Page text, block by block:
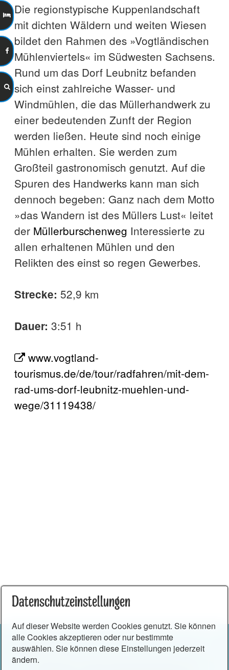
Die regionstypische Kuppenlandschaft
mit dichten Wäldern und weiten Wiesen
bildet den Rahmen des »Vogtländischen
Mühlenviertels« im Südwesten Sachsens.
Rund um das Dorf Leubnitz befanden
sich einst zahlreiche Wasser- und
Windmühlen, die das Müllerhandwerk zu
einer bedeutenden Zunft der Region
werden ließen. Heute sind noch einige
Mühlen erhalten. Sie werden zum
Großteil gastronomisch genutzt. Auf die
Spuren des Handwerks kann man sich
dennoch begeben: Ganz nach dem Motto
»das Wandern ist des Müllers Lust« leitet
der Müllerburschenweg Interessierte zu
allen erhaltenen Mühlen und den
Relikten des einst so regen Gewerbes.
Strecke: 52,9 km
Dauer: 3:51 h
www.vogtland-
tourismus.de/de/tour/radfahren/mit-dem-
rad-ums-dorf-leubnitz-muehlen-und-
wege/31119438/
Datenschutzeinstellungen
Auf dieser Website werden Cookies genutzt. Sie können
alle Cookies akzeptieren oder nur bestimmte
auswählen. Sie können diese Einstellungen jederzeit
ändern.